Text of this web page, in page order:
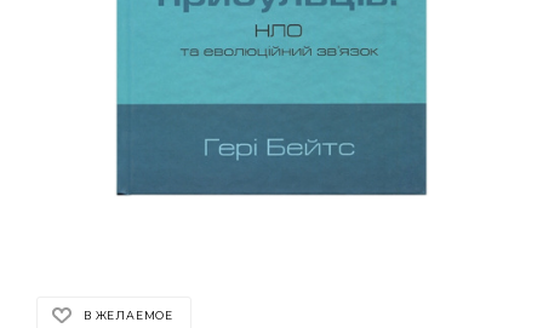
В ЖЕЛАЕМОЕ